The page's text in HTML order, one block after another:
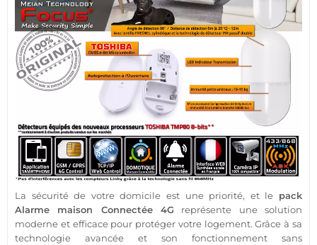
La sécuritéde votre domicile est une priorité, et le pack
Alarme
maison Connectée 4G représente une solution
moderne et efficace pour protéger votre logement. Grâce à sa
technologie avancée et son fonctionnement sans